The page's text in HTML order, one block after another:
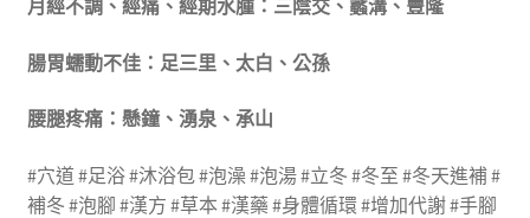
月經不調、經痛、經期水腫：三陰交、蠡溝、豐隆
腸胃蠕動不佳：足三里、太白、公孫
腰腿疼痛：懸鐘、湧泉、承山
#穴道 #足浴 #沐浴包 #泡澡 #泡湯 #立冬 #冬至 #冬天進補 #
補冬 #泡腳 #漢方 #草本 #漢藥 #身體循環 #增加代謝 #手腳